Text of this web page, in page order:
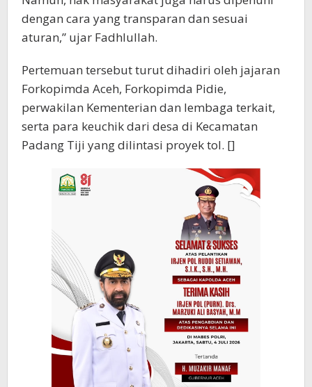
dengan cara yang transparan dan sesuai
aturan,” ujar Fadhlullah.
Pertemuan tersebut turut dihadiri oleh jajaran
Forkopimda Aceh, Forkopimda Pidie,
perwakilan Kementerian dan lembaga terkait,
serta para keuchik dari desa di Kecamatan
Padang Tiji yang dilintasi proyek tol. []